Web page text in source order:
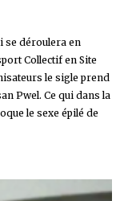
se déroulera en
Collectif en Site
le sigle prend
Pwel. Ce qui dans la
le sexe épilé de